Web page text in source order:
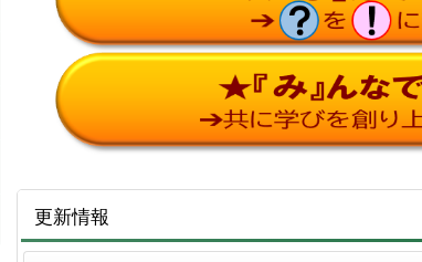
更新情報